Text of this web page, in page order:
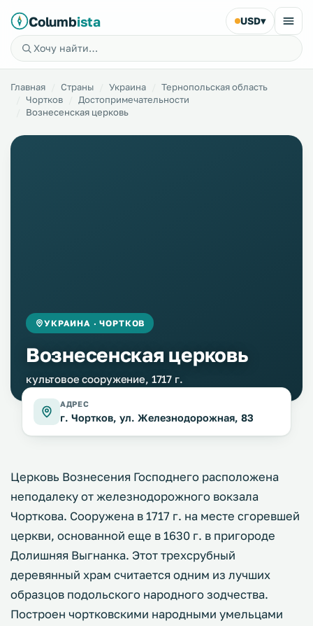
Columbista USD▾
Главная Страны Украина
Тернопольская область
Чортков
Достопримечательности
Вознесенская церковь
УКРАИНА · ЧОРТКОВ
Вознесенская церковь
культовое сооружение, 1717 г.
АДРЕС
г. Чортков, ул. Железнодорожная, 83
Церковь Вознесения Господнего расположена
неподалеку от железнодорожного вокзала
Чорткова. Сооружена в 1717 г. на месте сгоревшей
церкви, основанной еще в 1630 г. в пригороде
Долишняя Выгнанка. Этот трехсрубный
деревянный храм считается одним из лучших
образцов подольского народного зодчества.
Построен чортковскими народными умельцами